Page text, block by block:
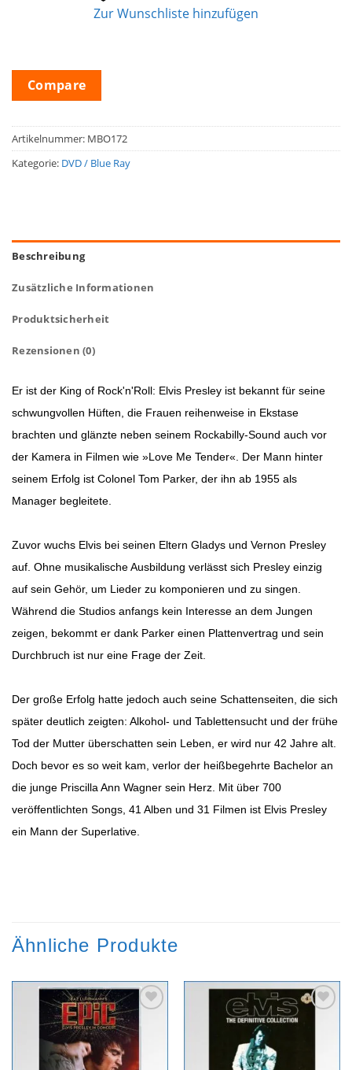
Zur Wunschliste hinzufügen
Compare
Artikelnummer: MBO172
Kategorie: DVD / Blue Ray
Beschreibung
Zusätzliche Informationen
Produktsicherheit
Rezensionen (0)
Er ist der King of Rock'n'Roll: Elvis Presley ist bekannt für seine
schwungvollen Hüften, die Frauen reihenweise in Ekstase
brachten und glänzte neben seinem Rockabilly-Sound auch vor
der Kamera in Filmen wie »Love Me Tender«. Der Mann hinter
seinem Erfolg ist Colonel Tom Parker, der ihn ab 1955 als
Manager begleitete.
Zuvor wuchs Elvis bei seinen Eltern Gladys und Vernon Presley
auf. Ohne musikalische Ausbildung verlässt sich Presley einzig
auf sein Gehör, um Lieder zu komponieren und zu singen.
Während die Studios anfangs kein Interesse an dem Jungen
zeigen, bekommt er dank Parker einen Plattenvertrag und sein
Durchbruch ist nur eine Frage der Zeit.
Der große Erfolg hatte jedoch auch seine Schattenseiten, die sich
später deutlich zeigten: Alkohol- und Tablettensucht und der frühe
Tod der Mutter überschatten sein Leben, er wird nur 42 Jahre alt.
Doch bevor es so weit kam, verlor der heißbegehrte Bachelor an
die junge Priscilla Ann Wagner sein Herz. Mit über 700
veröffentlichten Songs, 41 Alben und 31 Filmen ist Elvis Presley
ein Mann der Superlative.
Ähnliche Produkte
Zur
Wunschliste
hinzufügen